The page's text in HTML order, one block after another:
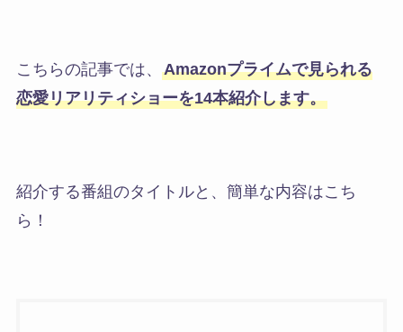
こちらの記事では、 Amazonプライムで見られる
恋愛リアリティショーを14本紹介します。
紹介する番組のタイトルと、簡単な内容はこち
ら！